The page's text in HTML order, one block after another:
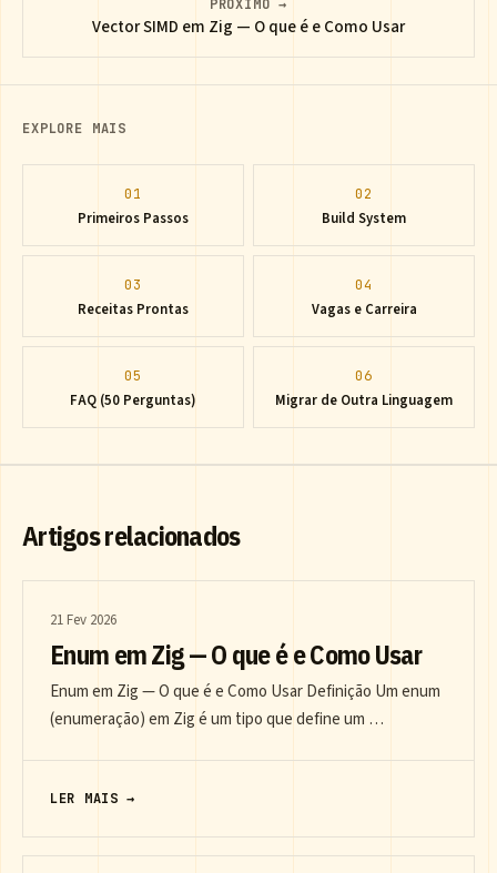
PRÓXIMO →
Vector SIMD em Zig — O que é e Como Usar
EXPLORE MAIS
01
Primeiros Passos
02
Build System
03
Receitas Prontas
04
Vagas e Carreira
05
FAQ (50 Perguntas)
06
Migrar de Outra Linguagem
Artigos relacionados
21 Fev 2026
Enum em Zig — O que é e Como Usar
Enum em Zig — O que é e Como Usar Definição Um enum
(enumeração) em Zig é um tipo que define um …
LER MAIS →